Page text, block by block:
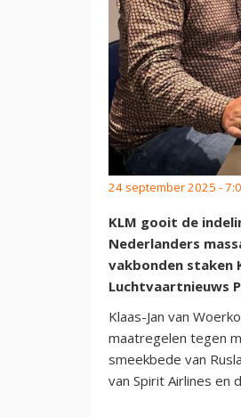
24 september 2025 -
KLM gooit de
Nederlanders
vakbonden staken
Luchtvaartnieuws
Klaas-Jan van
maatregelen tegen
smeekbede van
van Spirit Airlines en